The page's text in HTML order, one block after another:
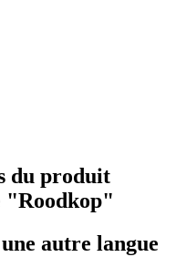
du produit
"Roodkop"
autre langue